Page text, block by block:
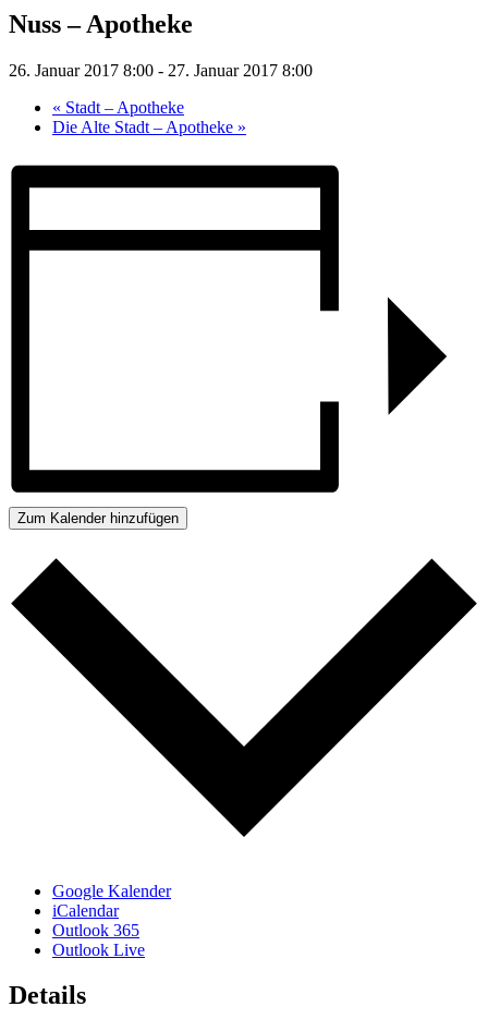
Nuss – Apotheke
26. Januar 2017 8:00 - 27. Januar 2017 8:00
« Stadt – Apotheke
Die Alte Stadt – Apotheke »
Zum Kalender hinzufügen
Google Kalender
iCalendar
Outlook 365
Outlook Live
Details